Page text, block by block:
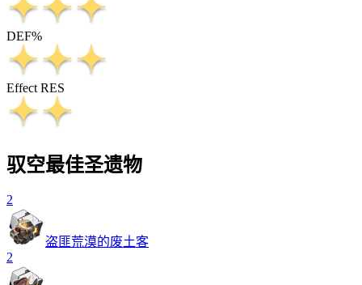
DEF%
Effect RES
驭空最佳圣遗物
2
盗匪荒漠的废土客
2